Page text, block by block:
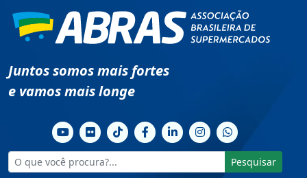
Juntos somos mais fortes
e vamos mais longe
Pesquisar